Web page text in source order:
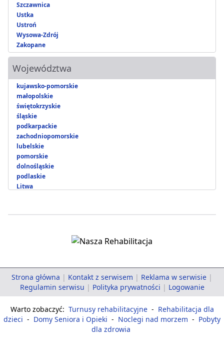
Szczawnica
Ustka
Ustroń
Wysowa-Zdrój
Zakopane
Województwa
kujawsko-pomorskie
małopolskie
świętokrzyskie
śląskie
podkarpackie
zachodniopomorskie
lubelskie
pomorskie
dolnośląskie
podlaskie
Litwa
Strona główna | Kontakt z serwisem | Reklama w serwisie |
Regulamin serwisu | Polityka prywatności | Logowanie
Warto zobaczyć: Turnusy rehabilitacyjne - Rehabilitacja dla
dzieci - Domy Seniora i Opieki - Noclegi nad morzem - Pobyty
dla zdrowia